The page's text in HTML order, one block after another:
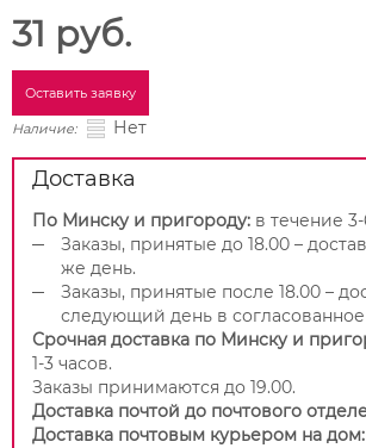
31 руб.
Оставить заявку
Наличие: Нет
Доставка
По Минску и пригороду: в течение
Заказы, принятые до 18.00 –
же день.
Заказы, принятые после 18.00 –
следующий день в
Срочная доставка по Минску и
1-3 часов.
Заказы принимаются до 19.00.
Доставка почтой до почтового
Доставка почтовым курьером на дом: